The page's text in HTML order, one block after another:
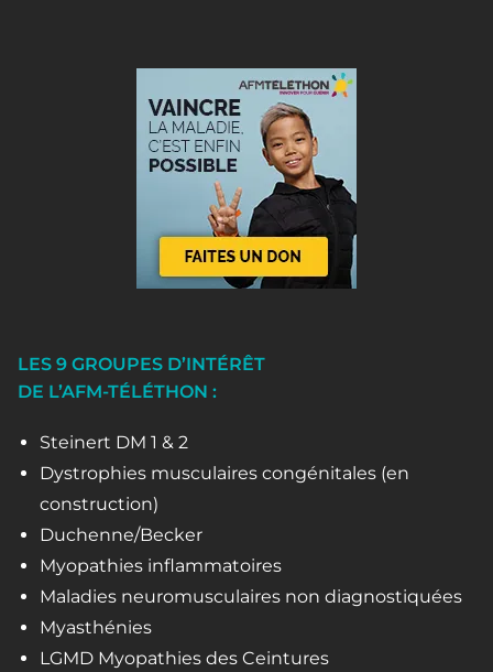
LES 9 GROUPES D’INTÉRÊT
DE L’AFM-TÉLÉTHON :
Steinert DM 1 & 2
Dystrophies musculaires congénitales (en
construction)
Duchenne/Becker
Myopathies inflammatoires
Maladies neuromusculaires non diagnostiquées
Myasthénies
LGMD Myopathies des Ceintures